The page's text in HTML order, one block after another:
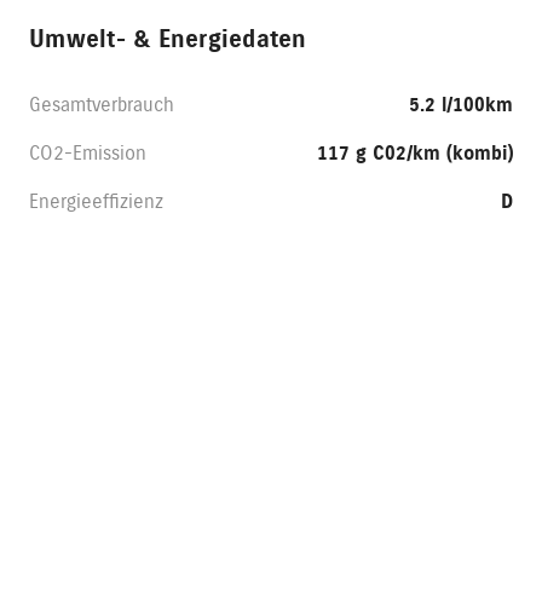
Umwelt- & Energiedaten
Gesamtverbrauch
5.2 l/100km
CO2-Emission
117 g C02/km (kombi)
Energieeffizienz
D